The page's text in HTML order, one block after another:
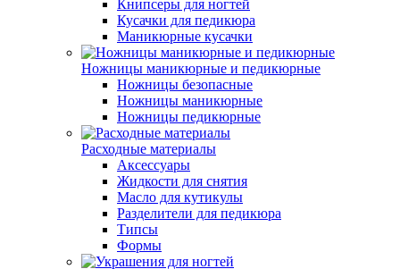
Книпсеры для ногтей
Кусачки для педикюра
Маникюрные кусачки
Ножницы маникюрные и педикюрные
Ножницы безопасные
Ножницы маникюрные
Ножницы педикюрные
Расходные материалы
Аксессуары
Жидкости для снятия
Масло для кутикулы
Разделители для педикюра
Типсы
Формы